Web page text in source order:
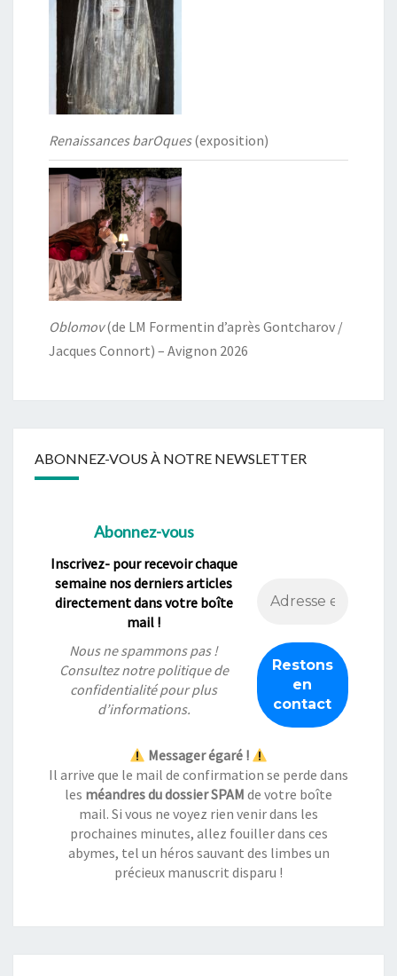
Renaissances barOques(exposition)
Oblomov(de LM Formentin d’après Gontcharov /
Jacques Connort) – Avignon 2026
ABONNEZ-VOUS À NOTRE NEWSLETTER
Abonnez-vous
Inscrivez- pour recevoir chaque
semaine nos derniers articles
directement dans votre boîte
mail !
Nous ne spammons pas !
Consultez notrepolitique de
confidentialitépour plus
d’informations.
Messager égaré !
Il arrive que le mail de confirmation se perde dans
les méandres du dossier SPAM de votre boîte
mail. Si vous ne voyez rien venir dans les
prochaines minutes, allez fouiller dans ces
abymes, tel un héros sauvant des limbes un
précieux manuscrit disparu !